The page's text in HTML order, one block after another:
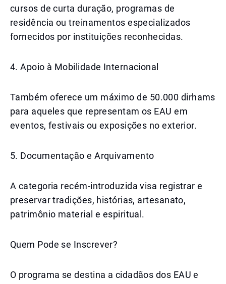
cursos de curta duração, programas de
residência ou treinamentos especializados
fornecidos por instituições reconhecidas.
4. Apoio à Mobilidade Internacional
Também oferece um máximo de 50.000 dirhams
para aqueles que representam os EAU em
eventos, festivais ou exposições no exterior.
5. Documentação e Arquivamento
A categoria recém-introduzida visa registrar e
preservar tradições, histórias, artesanato,
patrimônio material e espiritual.
Quem Pode se Inscrever?
O programa se destina a cidadãos dos EAU e